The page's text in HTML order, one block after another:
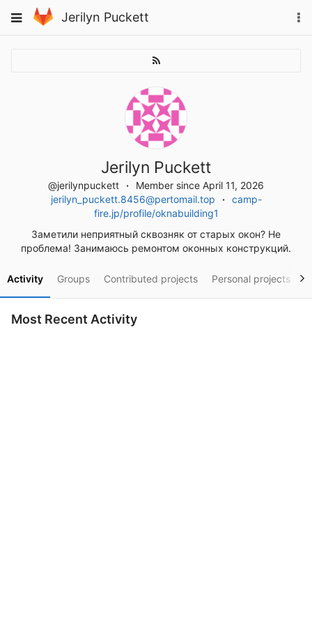
to
Toggle
Jerilyn Puckett
Jerilyn Puckett
@jerilynpuckett
Member since April 11, 2026
jerilyn_puckett.8456@pertomail.top
camp-
fire.jp/profile/oknabuilding1
Заметили неприятный сквозняк от старых окон? Не
проблема! Занимаюсь ремонтом оконных конструкций.
Activity Groups Contributed projects Personal projects
Most Recent Activity